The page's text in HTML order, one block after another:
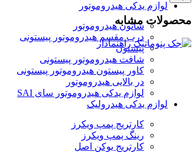
لوازم یدکی هیدروموتور
شاتون هیدروموتور
درب مقسم هیدروموتور پیستونی
پیستون
شافت هیدروموتور پیستونی
کاور پیستون هیدروموتور پیستونی
در بالایی هیدروموتور
لوازم یدکی هیدروموتور سای SAI
لوازم یدکی هیدرولیک
کارتریج پمپ ویکرز
رینگ پمپ ویکرز
کارتریج یوکن اصل
محصولات مشابه